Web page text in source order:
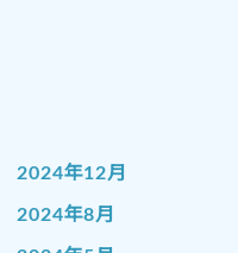
2024年12月
2024年8月